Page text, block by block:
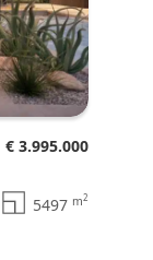
€ 3.995.000
5497 m2